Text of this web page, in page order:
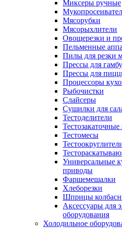
Миксеры ручные
Мясорубки
Мясорыхлители
Овощерезки и
Пельменные
Пилы для резки
Прессы для
Прессы для
Процессоры
Рыбочистки
Слайсеры
Сушилки для
Тестоделители
Тестомесы
Универсальные
приводы
Фаршемешалки
Хлеборезки
Шприцы
Аксессуары для
оборудования
Холодильное